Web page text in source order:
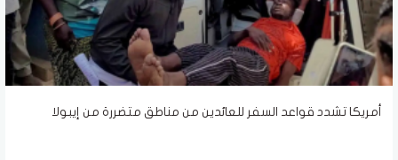
أمريكا تشدد قواعد السفر للعائدين من مناطق متضررة من إيبولا